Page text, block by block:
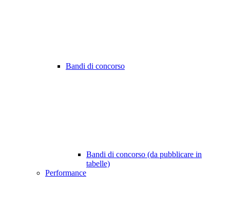
Bandi di concorso
Bandi di concorso (da pubblicare in
tabelle)
Performance